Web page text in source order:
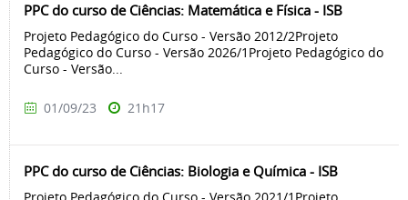
PPC do curso de Ciências: Matemática e Física - ISB
Projeto Pedagógico do Curso - Versão 2012/2Projeto
Pedagógico do Curso - Versão 2026/1Projeto Pedagógico do
Curso - Versão...
01/09/23 21h17
PPC do curso de Ciências: Biologia e Química - ISB
Projeto Pedagógico do Curso - Versão 2021/1Projeto